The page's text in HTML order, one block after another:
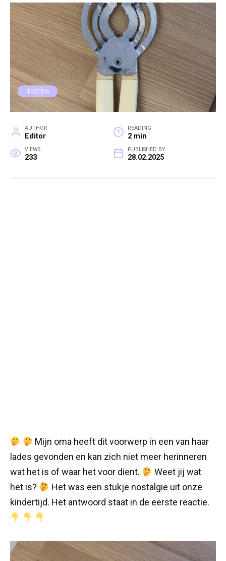
TESTEN
AUTHOR
Editor
READING
2 min
VIEWS
233
PUBLISHED BY
28.02.2025
Mijn oma heeft dit voorwerp in een van haar
lades gevonden en kan zich niet meer herinneren
wat het is of waar het voor dient.
Weet jij wat
het is?
Het was een stukje nostalgie uit onze
kindertijd. Het antwoord staat in de eerste reactie.